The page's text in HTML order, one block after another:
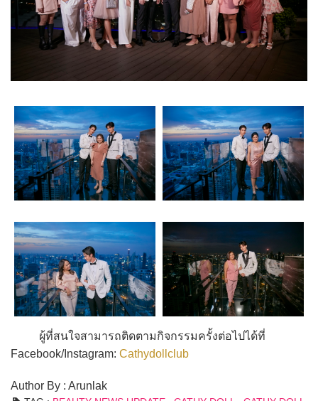
ผู้ที่สนใจสามารถติดตามกิจกรรมครั้งต่อไปได้ที่
Facebook/Instagram: Cathydollclub
Author By : Arunlak